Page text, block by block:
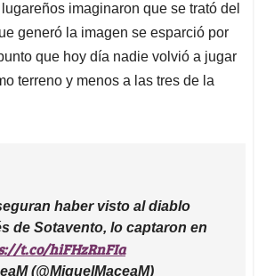
imaginaron que se trató del
generó la imagen se esparció por
que hoy día nadie volvió a jugar
terreno y menos a las tres de la
haber visto al diablo
de Sotavento, lo captaron en
t.co/hiFHzRnFIa
(@MiguelMaceaM)